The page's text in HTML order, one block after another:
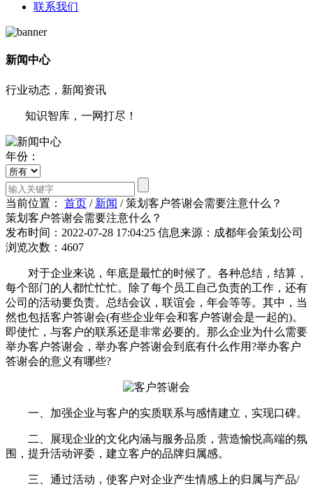
联系我们
新闻中心
行业动态，新闻资讯
知识智库，一网打尽！
年份：
当前位置： 首页 / 新闻 /策划客户答谢会需要注意什么？
策划客户答谢会需要注意什么？
发布时间：2022-07-28 17:04:25 信息来源：成都年会策划公司
浏览次数：4607
对于企业来说，年底是最忙的时候了。各种总结，结算，
每个部门的人都忙忙忙。除了每个员工自己负责的工作，还有
公司的活动要负责。总结会议，联谊会，年会等等。其中，当
然也包括客户答谢会(有些企业年会和客户答谢会是一起的)。
即使忙，与客户的联系还是非常必要的。那么企业为什么需要
举办客户答谢会，举办客户答谢会到底有什么作用?举办客户
答谢会的意义有哪些?
一、加强企业与客户的实质联系与感情建立，实现口碑。
二、展现企业的文化内涵与服务品质，营造愉悦高端的氛
围，提升活动评委，建立客户的品牌归属感。
三、通过活动，使客户对企业产生情感上的归属与产品/